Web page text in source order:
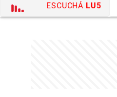
ESCUCHÁ LU5